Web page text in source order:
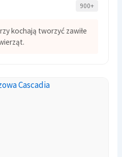
900+
kochają tworzyć zawiłe